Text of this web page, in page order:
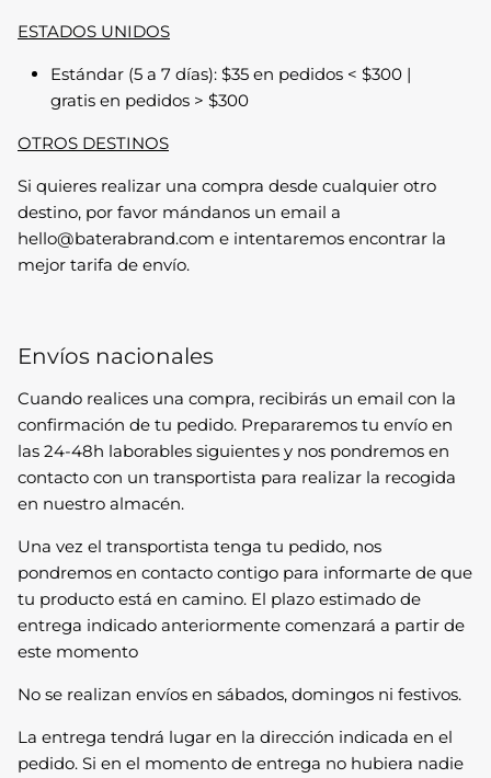
ESTADOS UNIDOS
Estándar (5 a 7 días): $35 en pedidos < $300 |
gratis en pedidos > $300
OTROS DESTINOS
Si quieres realizar una compra desde cualquier otro
destino, por favor mándanos un email a
hello@baterabrand.com e intentaremos encontrar la
mejor tarifa de envío.
Envíos nacionales
Cuando realices una compra, recibirás un email con la
confirmación de tu pedido. Prepararemos tu envío en
las 24-48h laborables siguientes y nos pondremos en
contacto con un transportista para realizar la recogida
en nuestro almacén.
Una vez el transportista tenga tu pedido, nos
pondremos en contacto contigo para informarte de que
tu producto está en camino. El plazo estimado de
entrega indicado anteriormente comenzará a partir de
este momento
No se realizan envíos en sábados, domingos ni festivos.
La entrega tendrá lugar en la dirección indicada en el
pedido. Si en el momento de entrega no hubiera nadie